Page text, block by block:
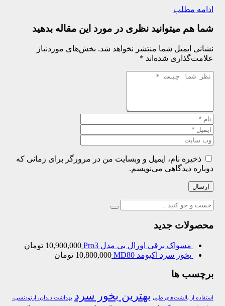
ادامه مطلب
شما هم میتوانید نظری در مورد این مقاله بدهید
نشانی ایمیل شما منتشر نخواهد شد. بخش‌های موردنیاز
علامت‌گذاری شده‌اند *
ذخیره نام، ایمیل و وبسایت من در مرورگر برای زمانی که
دوباره دیدگاهی می‌نویسم.
ارسال
محصولات جدید
مسواک برقی اورال بی مدل Pro3 10,900,000 تومان
بخور سرد اکیومد MD80
10,800,000 تومان
برچسب ها
استفاده از بالشت‌های طبی بهترین بخور سرد بهداشت دندان، ارتودنسی،